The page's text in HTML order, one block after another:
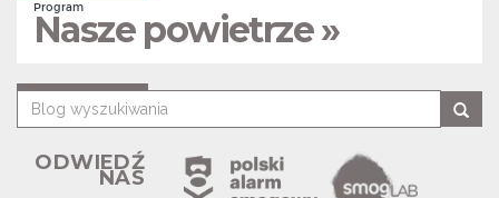
Program
Nasze powietrze »
ODWIEDŹ
NAS